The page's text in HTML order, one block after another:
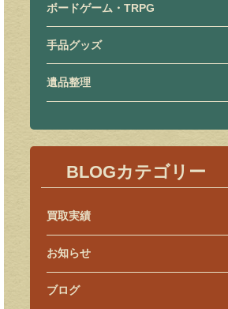
ボードゲーム・TRPG
手品グッズ
遺品整理
BLOGカテゴリー
買取実績
お知らせ
ブログ